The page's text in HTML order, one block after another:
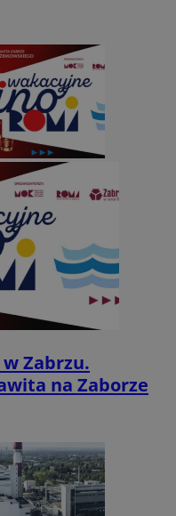
Zabrzu.
na Zaborze